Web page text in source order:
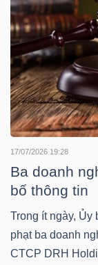
17/07/2026 19:28
Ba doanh
bố thông tin
Trong ít ngày,
phạt ba doanh
CTCP DRH
DÙNG
THIẾT
YẾU
CHĂM
SÓC
SỨC
KHỎE